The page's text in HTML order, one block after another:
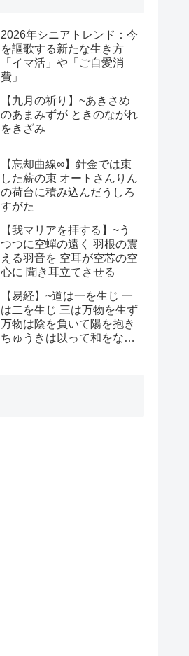
2026年シニアトレンド：今
を謳歌する新たな生き方
「イマ活」や「ご自愛消
費」
【九月の祈り】~あきさめ
のあまみずが ときのながれ
をきざみ
【忘却曲線∞】針金では束
した薪の束 オートさんりん
の荷台に積み込んだうしろ
すがた
【我マリアを拝する】~う
つつに空蟬の遠く 羽根の震
える羽音を 空耳が空芯の空
心に 聞き耳立てさせる
【易経】~道は一を生じ 一
は二を生じ 三は万物を生ず
万物は陰を負いて陽を抱き
ちゅうきは以って和をなす